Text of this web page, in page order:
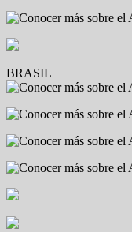
BRASIL